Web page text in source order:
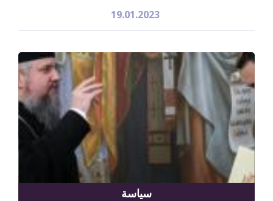
19.01.2023
سياسة